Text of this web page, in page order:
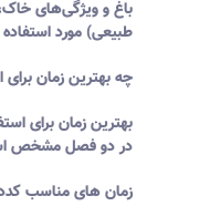
باغ و ویژگی‌های
طبیعی) مورد استفاده
چه بهترین زمان
بهترین زمان برای
در دو فصل مشخص
زمان های مناسب